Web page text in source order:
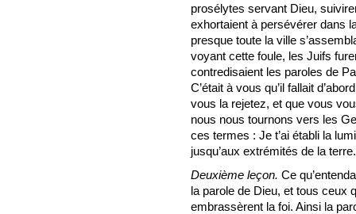
prosélytes servant Dieu,
exhortaient à persévérer dans
presque toute la ville
voyant cette foule, les Juifs
contredisaient les paroles de
C’était à vous qu’il fallait
vous la rejetez, et que vous
nous nous tournons vers les
ces termes : Je t’ai établi la
jusqu’aux extrémités de la terre.
Deuxième leçon. Ce
la parole de Dieu, et tous ceux
embrassèrent la foi. Ainsi la